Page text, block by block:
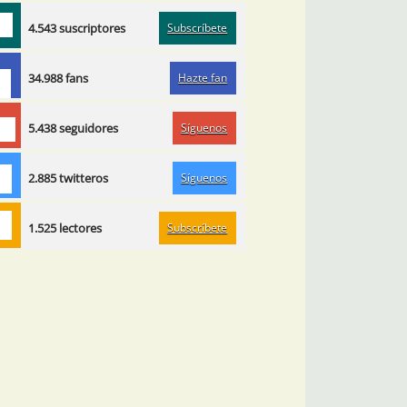
4.543 suscriptores Subscríbete
34.988 fans Hazte fan
5.438 seguidores Síguenos
2.885 twitteros Síguenos
1.525 lectores Subscríbete